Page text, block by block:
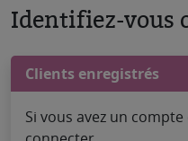
Identifiez-vous
Clients enregistrés
Si vous avez un